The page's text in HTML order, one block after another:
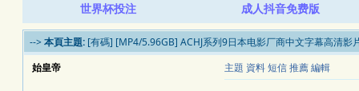
世界杯投注
成人抖音免费版
--> 本頁主題: [有碼] [MP4/5.96GB] ACHJ系列9日本电影厂商中文字幕高清影
始皇帝
主題 資料短信推薦編輯